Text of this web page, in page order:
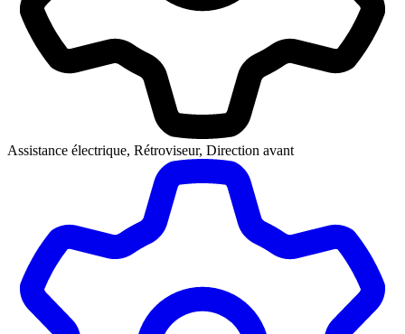
Assistance électrique, Rétroviseur, Direction avant